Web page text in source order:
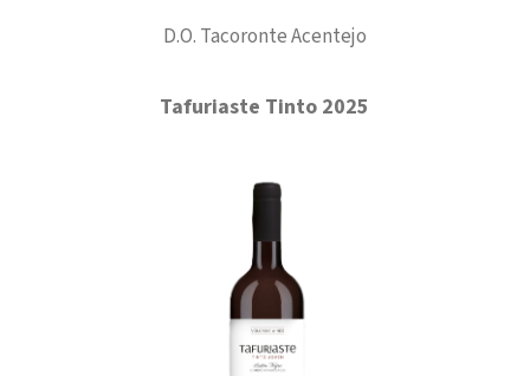
D.O. Tacoronte Acentejo
Tafuriaste Tinto 2025